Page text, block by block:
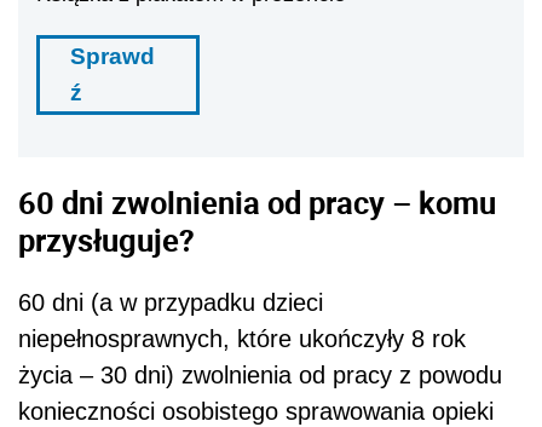
Sprawd
ź
60 dni zwolnienia od pracy – komu
przysługuje?
60 dni (a w przypadku dzieci
niepełnosprawnych, które ukończyły 8 rok
życia – 30 dni) zwolnienia od pracy z powodu
konieczności osobistego sprawowania opieki